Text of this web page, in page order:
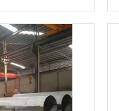
、工作距离等都关
每一个步骤计算，根
算进行标定，则势必